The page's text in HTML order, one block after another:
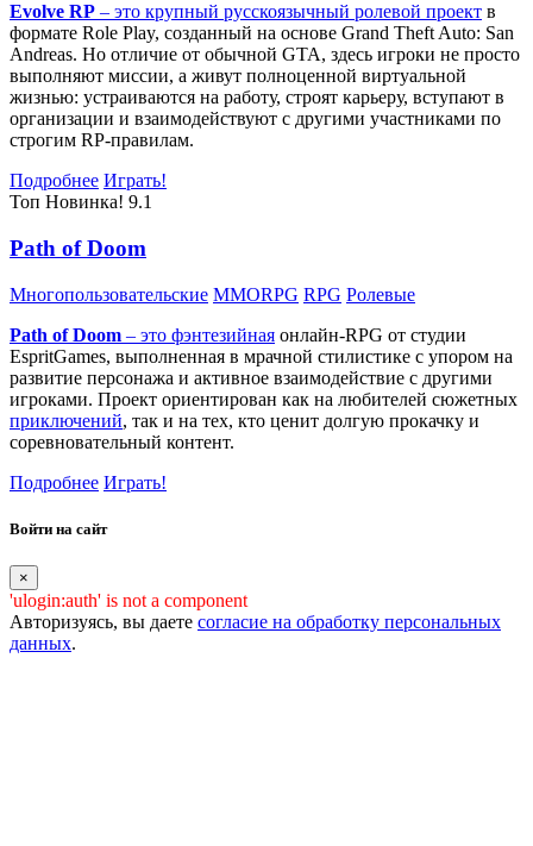
Evolve RP – это крупный русскоязычный ролевой проект в
формате Role Play, созданный на основе Grand Theft Auto: San
Andreas. Но отличие от обычной GTA, здесь игроки не просто
выполняют миссии, а живут полноценной виртуальной
жизнью: устраиваются на работу, строят карьеру, вступают в
организации и взаимодействуют с другими участниками по
строгим RP-правилам.
Подробнее Играть!
Топ Новинка! 9.1
Path of Doom
Многопользовательские MMORPG RPG Ролевые
Path of Doom – это фэнтезийная онлайн-RPG от студии
EspritGames, выполненная в мрачной стилистике с упором на
развитие персонажа и активное взаимодействие с другими
игроками. Проект ориентирован как на любителей сюжетных
приключений, так и на тех, кто ценит долгую прокачку и
соревновательный контент.
Подробнее Играть!
Войти на сайт
×
'ulogin:auth' is not a component
Авторизуясь, вы даете согласие на обработку персональных
данных.